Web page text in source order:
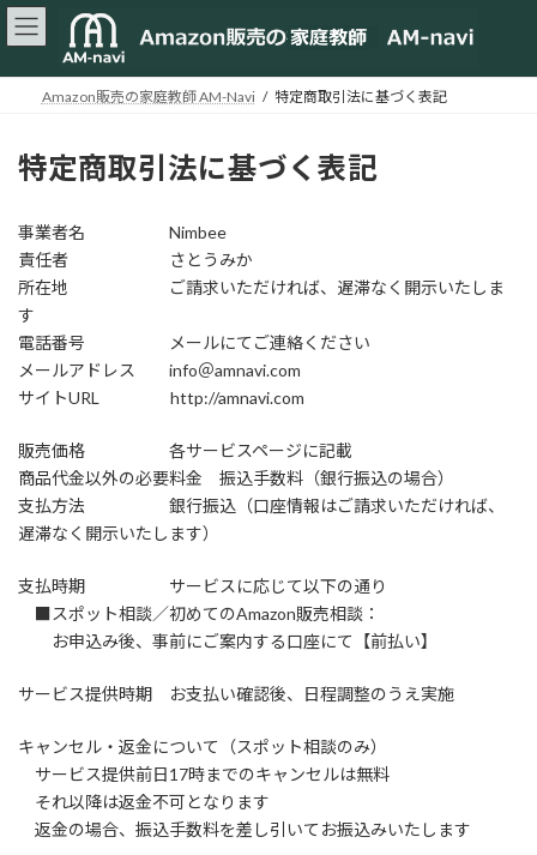
コ
ン
ン
ナ
ビ
ー
Amazon販売の家庭教師 AM-Navi 特定商取引法に基づく表記
特定商取引法に基づく表記
事業者名 Nimbee
責任者 さとうみか
所在地 ご請求いただければ、遅滞なく開示いたしま
す
電話番号 メールにてご連絡ください
メールアドレス info＠amnavi.com
サイトURL http://amnavi.com
販売価格 各サービスページに記載
商品代金以外の必要料金 振込手数料（銀行振込の場合）
支払方法 銀行振込（口座情報はご請求いただければ、
遅滞なく開示いたします）
支払時期 サービスに応じて以下の通り
■スポット相談／初めてのAmazon販売相談：
お申込み後、事前にご案内する口座にて【前払い】
サービス提供時期 お支払い確認後、日程調整のうえ実施
キャンセル・返金について（スポット相談のみ）
サービス提供前日17時までのキャンセルは無料
それ以降は返金不可となります
返金の場合、振込手数料を差し引いてお振込みいたします